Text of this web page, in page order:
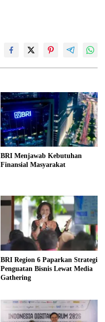
BRI Menjawab Kebutuhan
Finansial Masyarakat
BRI Region 6 Paparkan Strategi
Penguatan Bisnis Lewat Media
Gathering